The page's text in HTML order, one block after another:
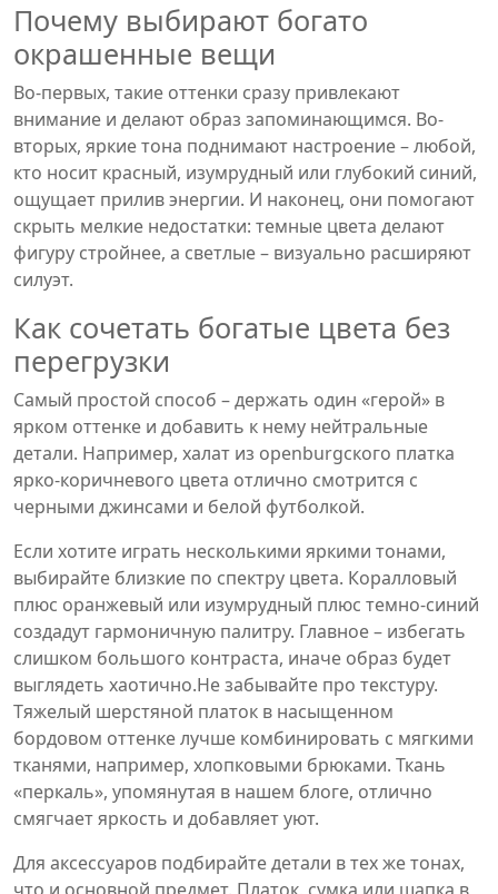
Почему выбирают богато
окрашенные вещи
Во-первых, такие оттенки сразу привлекают
внимание и делают образ запоминающимся. Во-
вторых, яркие тона поднимают настроение – любой,
кто носит красный, изумрудный или глубокий синий,
ощущает прилив энергии. И наконец, они помогают
скрыть мелкие недостатки: темные цвета делают
фигуру стройнее, а светлые – визуально расширяют
силуэт.
Как сочетать богатые цвета без
перегрузки
Самый простой способ – держать один «герой» в
ярком оттенке и добавить к нему нейтральные
детали. Например, халат из орenburgского платка
ярко‑коричневого цвета отлично смотрится с
черными джинсами и белой футболкой.
Если хотите играть несколькими яркими тонами,
выбирайте близкие по спектру цвета. Коралловый
плюс оранжевый или изумрудный плюс темно‑синий
создадут гармоничную палитру. Главное – избегать
слишком большого контраста, иначе образ будет
выглядеть хаотично.Не забывайте про текстуру.
Тяжелый шерстяной платок в насыщенном
бордовом оттенке лучше комбинировать с мягкими
тканями, например, хлопковыми брюками. Ткань
«перкаль», упомянутая в нашем блоге, отлично
смягчает яркость и добавляет уют.
Для аксессуаров подбирайте детали в тех же тонах,